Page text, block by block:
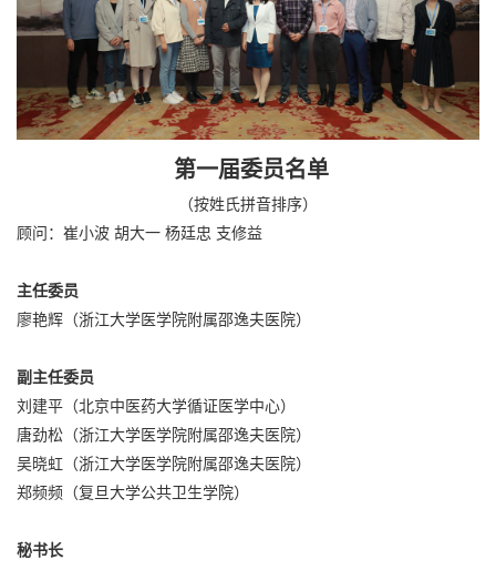
第一届委员名单
（按姓氏拼音排序）
顾问：崔小波 胡大一 杨廷忠 支修益
主任委员
廖艳辉（浙江大学医学院附属邵逸夫医院）
副主任委员
刘建平（北京中医药大学循证医学中心）
唐劲松（浙江大学医学院附属邵逸夫医院）
吴晓虹（浙江大学医学院附属邵逸夫医院）
郑频频（复旦大学公共卫生学院）
秘书长